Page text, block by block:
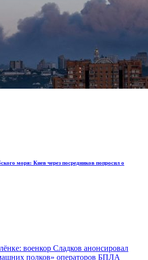
моря: Киев через посредников попросил о